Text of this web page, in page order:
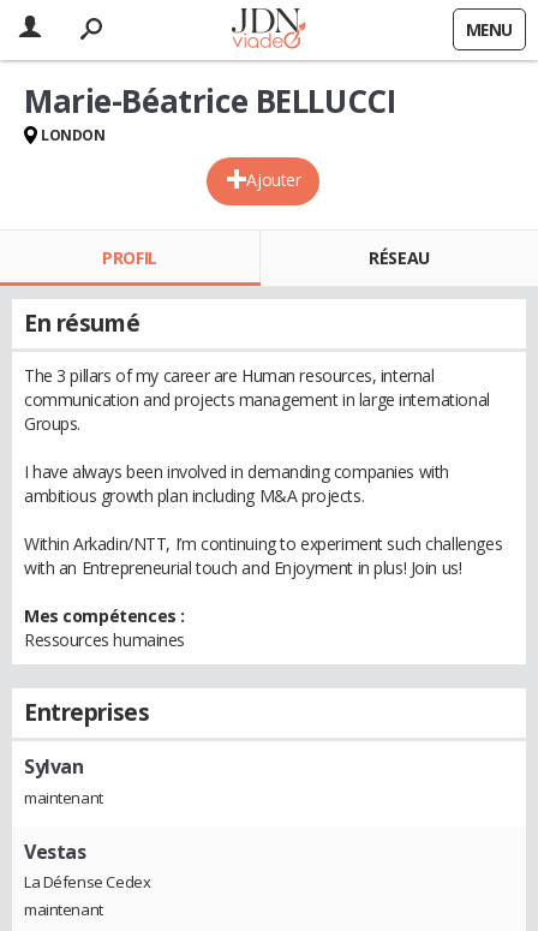
MENU
Ajouter
Marie-Béatrice BELLUCCI
LONDON
PROFIL RÉSEAU
En résumé
The 3 pillars of my career are Human resources, internal
communication and projects management in large international
Groups.
I have always been involved in demanding companies with
ambitious growth plan including M&A projects.
Within Arkadin/NTT, I’m continuing to experiment such challenges
with an Entrepreneurial touch and Enjoyment in plus! Join us!
Mes compétences :
Ressources humaines
Entreprises
Sylvan
maintenant
Vestas
La Défense Cedex
maintenant